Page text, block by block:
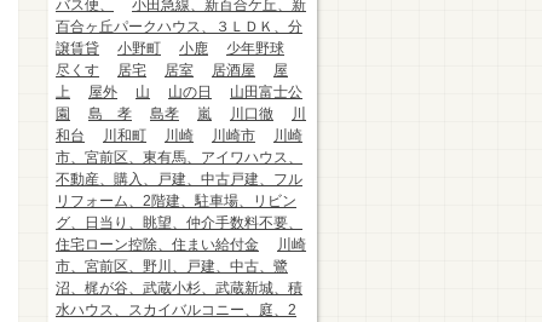
バス便、
小田急線、新百合ケ丘、新
百合ヶ丘パークハウス、３ＬＤＫ、分
譲賃貸
小野町 小鹿
少年野球
尽くす
居宅 居室 居酒屋
屋
上
屋外 山 山の日
山田富士公
園
島 孝 島孝 嵐 川口徹
川
和台
川和町 川崎 川崎市
川崎
市、宮前区、東有馬、アイワハウス、
不動産、購入、戸建、中古戸建、フル
リフォーム、2階建、駐車場、リビン
グ、日当り、眺望、仲介手数料不要、
住宅ローン控除、住まい給付金
川崎
市、宮前区、野川、戸建、中古、鷺
沼、梶が谷、武蔵小杉、武蔵新城、積
水ハウス、スカイバルコニー、庭、2